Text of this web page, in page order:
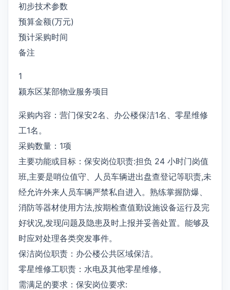
初步技术参数
预算金额(万元)
预计采购时间
备注
1
颍东区某部物业服务项目
采购内容：营门保安2名、办公楼保洁1名、零星维修
工1名。
采购数量：1项
主要功能或目标：保安岗位职责:担负 24 小时门岗值
班,主要是哨位值守、人员车辆进出盘查登记等职责,未
经允许外来人员车辆严禁私自进入。熟练掌握防爆、
消防等器材使用方法,按期检查值勤设施设备运行及完
好状况,发现问题及隐患及时上报并妥善处置。能够及
时应对处理各类突发事件。
保洁岗位职责：办公楼公共区域保洁。
零星维修工职责：水电及其他零星维修。
需满足的要求：保安岗位要求: